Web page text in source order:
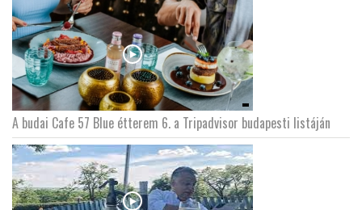
A budai Cafe 57 Blue étterem 6. a Tripadvisor budapesti listáján